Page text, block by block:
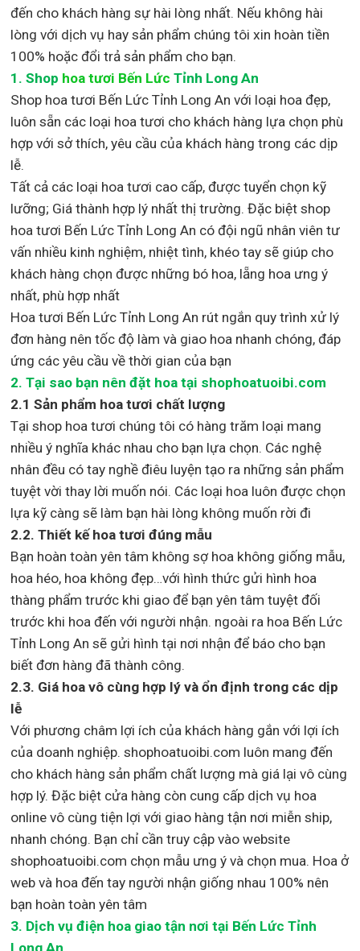
đến cho khách hàng sự hài lòng nhất. Nếu không hài
lòng với dịch vụ hay sản phẩm chúng tôi xin hoàn tiền
100% hoặc đổi trả sản phẩm cho bạn.
1.Shop hoa tươi Bến Lức Tỉnh Long An
Shop hoa tươi Bến Lức Tỉnh Long An với loại hoa đẹp,
luôn sẵn các loại hoa tươi cho khách hàng lựa chọn phù
hợp với sở thích, yêu cầu của khách hàng trong các dịp
lễ.
Tất cả các loại hoa tươi cao cấp, được tuyển chọn kỹ
lưỡng; Giá thành hợp lý nhất thị trường. Đặc biệt shop
hoa tươi Bến Lức Tỉnh Long An có đội ngũ nhân viên tư
vấn nhiều kinh nghiệm, nhiệt tình, khéo tay sẽ giúp cho
khách hàng chọn được những bó hoa, lẵng hoa ưng ý
nhất, phù hợp nhất
Hoa tươi Bến Lức Tỉnh Long An rút ngắn quy trình xử lý
đơn hàng nên tốc độ làm và giao hoa nhanh chóng, đáp
ứng các yêu cầu về thời gian của bạn
2. Tại sao bạn nên đặt hoa tại shophoatuoibi.com
2.1 Sản phẩm hoa tươi chất lượng
Tại shop hoa tươi chúng tôi có hàng trăm loại mang
nhiều ý nghĩa khác nhau cho bạn lựa chọn. Các nghệ
nhân đều có tay nghề điêu luyện tạo ra những sản phẩm
tuyệt vời thay lời muốn nói. Các loại hoa luôn được chọn
lựa kỹ càng sẽ làm bạn hài lòng không muốn rời đi
2.2. Thiết kế hoa tươi đúng mẫu
Bạn hoàn toàn yên tâm không sợ hoa không giống mẫu,
hoa héo, hoa không đẹp…với hình thức gửi hình hoa
thàng phẩm trước khi giao để bạn yên tâm tuyệt đối
trước khi hoa đến với người nhận. ngoài ra hoa Bến Lức
Tỉnh Long An sẽ gửi hình tại nơi nhận để báo cho bạn
biết đơn hàng đã thành công.
2.3. Giá hoa vô cùng hợp lý và ổn định trong các dịp
lễ
Với phương châm lợi ích của khách hàng gắn với lợi ích
của doanh nghiệp. shophoatuoibi.com luôn mang đến
cho khách hàng sản phẩm chất lượng mà giá lại vô cùng
hợp lý. Đặc biệt cửa hàng còn cung cấp dịch vụ hoa
online vô cùng tiện lợi với giao hàng tận nơi miễn ship,
nhanh chóng. Bạn chỉ cần truy cập vào website
shophoatuoibi.com chọn mẫu ưng ý và chọn mua. Hoa ở
web và hoa đến tay người nhận giống nhau 100% nên
bạn hoàn toàn yên tâm
3. Dịch vụ điện hoa giao tận nơi tại Bến Lức Tỉnh
Long An